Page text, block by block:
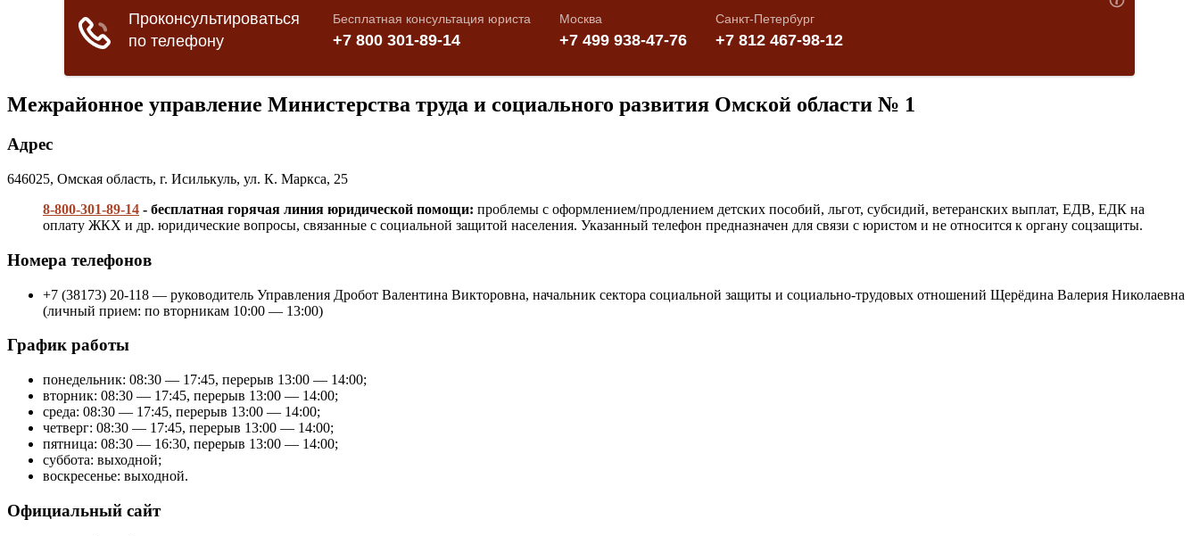
Межрайонное управление Министерства труда и социального развития Омской области № 1
Адрес
646025, Омская область, г. Исилькуль, ул. К. Маркса, 25
8-800-301-89-14 - бесплатная горячая линия юридической помощи: проблемы с оформлением/продлением детских пособий, льгот, субсидий, ветеранских выплат, ЕДВ, ЕДК на
оплату ЖКХ и др. юридические вопросы, связанные с социальной защитой населения. Указанный телефон предназначен для связи с юристом и не относится к органу соцзащиты.
Номера телефонов
+7 (38173) 20-118 — руководитель Управления Дробот Валентина Викторовна, начальник сектора социальной защиты и социально-трудовых отношений Щерёдина Валерия Николаевна
(личный прием: по вторникам 10:00 — 13:00)
График работы
понедельник: 08:30 — 17:45, перерыв 13:00 — 14:00;
вторник: 08:30 — 17:45, перерыв 13:00 — 14:00;
среда: 08:30 — 17:45, перерыв 13:00 — 14:00;
четверг: 08:30 — 17:45, перерыв 13:00 — 14:00;
пятница: 08:30 — 16:30, перерыв 13:00 — 14:00;
суббота: выходной;
воскресенье: выходной.
Официальный сайт